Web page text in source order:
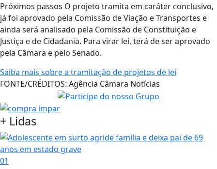
Próximos passos O projeto tramita em caráter conclusivo,
já foi aprovado pela Comissão de Viação e Transportes e
ainda será analisado pela Comissão de Constituição e
Justiça e de Cidadania. Para virar lei, terá de ser aprovado
pela Câmara e pelo Senado.
Saiba mais sobre a tramitação de projetos de lei
FONTE/CRÉDITOS: Agência Câmara Notícias
+ Lidas
01